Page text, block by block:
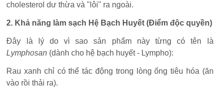
cholesterol dư thừa và "lôi" ra ngoài.
2. Khả năng làm sạch Hệ Bạch Huyết (Điểm độc quyền)
Đây là lý do vì sao sản phẩm này từng có tên là
Lymphosan (dành cho hệ bạch huyết - Lympho):
Rau xanh chỉ có thể tác động trong lòng ống tiêu hóa (ăn
vào rồi thải ra).